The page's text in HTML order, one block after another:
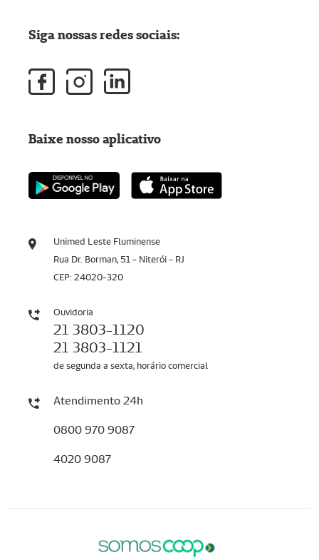
Unimed Leste Fluminense
Rua Dr. Borman, 51 - Niterói - RJ
CEP: 24020-320
Ouvidoria
21 3803-1120
21 3803-1121
de segunda a sexta, horário comercial
Atendimento 24h
0800 970 9087
4020 9087
Siga nossas redes sociais:
Baixe nosso aplicativo